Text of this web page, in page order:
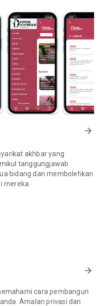
arrow_forward
akhbar yang
tanggungjawab
bidang dan membolehkan
mereka.
arrow_forward
cara pembangun
Amalan privasi dan